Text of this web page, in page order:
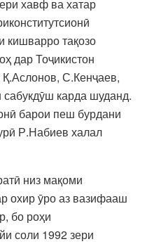
хавф ва хатар
кишварро тақозо
дар Тоҷикистон
С.Кенҷаев,
карда шуданд.
барои пеш бурдани
Р.Набиев халал
низ мақоми
охир ӯро аз вазифааш
бо роҳи
соли 1992 зери